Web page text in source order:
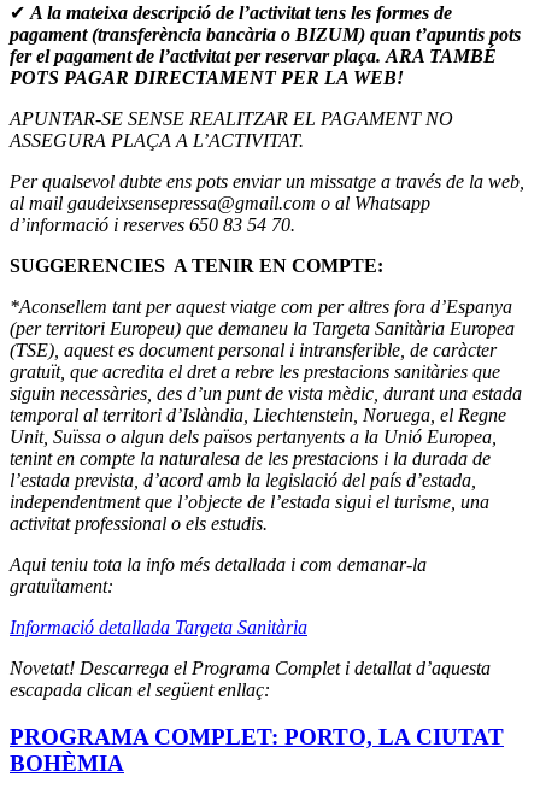
✔ A la mateixa descripció de l’activitat tens les formes de
pagament (transferència bancària o BIZUM) quan t’apuntis pots
fer el pagament de l’activitat per reservar plaça. ARA TAMBÉ
POTS PAGAR DIRECTAMENT PER LA WEB!
APUNTAR-SE SENSE REALITZAR EL PAGAMENT NO
ASSEGURA PLAÇA A L’ACTIVITAT.
Per qualsevol dubte ens pots enviar un missatge a través de la web
al mail gaudeixsensepressa@gmail.com o al Whatsapp
d’informació i reserves 650 83 54 70.
SUGGERENCIES A TENIR EN COMPTE:
*Aconsellem tant per aquest viatge com per altres fora d’Espanya
(per territori Europeu) que demaneu la Targeta Sanitària Europea
(TSE), aquest es document personal i intransferible, de caràcter
gratuït, que acredita el dret a rebre les prestacions sanitàries que
siguin necessàries, des d’un punt de vista mèdic, durant una estada
temporal al territori d’Islàndia, Liechtenstein, Noruega, el Regne
Unit, Suïssa o algun dels països pertanyents a la Unió Europea,
tenint en compte la naturalesa de les prestacions i la durada de
l’estada prevista, d’acord amb la legislació del país d’estada,
independentment que l’objecte de l’estada sigui el turisme, una
activitat professional o els estudis.
Aqui teniu tota la info més detallada i com demanar-la
gratuïtament:
Informació detallada Targeta Sanitària
Novetat! Descarrega el Programa Complet i detallat d’aquesta
escapada clican el següent enllaç:
PROGRAMA COMPLET: PORTO, LA CIUTAT
BOHÈMIA